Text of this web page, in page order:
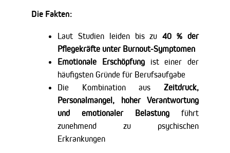
Die Fakten:
Laut Studien leiden bis zu40 % der
Pflegekräfte unter Burnout-Symptomen
Emotionale Erschöpfungist einer der
häufigsten Gründe für Berufsaufgabe
Die Kombination aus Zeitdruck,
Personalmangel, hoher Verantwortung
und emotionaler Belastung führt
zunehmend zu psychischen
Erkrankungen